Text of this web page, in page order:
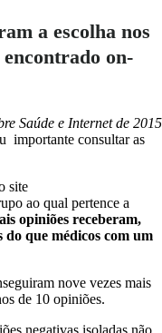
a escolha nos
on-
Saúde e Internet de 2015
importante consultar as
site
ao qual pertence a
opiniões receberam,
que médicos com um
nove vezes mais
de 10 opiniões.
negativas isoladas não